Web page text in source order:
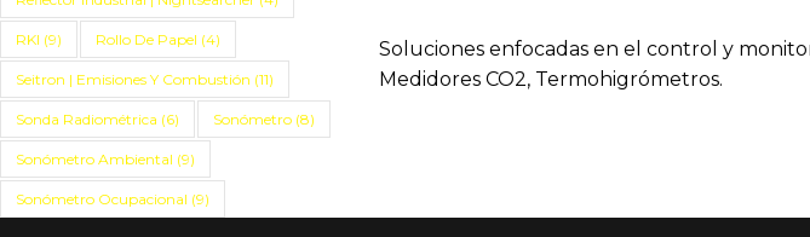
RKI (9) Rollo De Papel (4)
Seitron | Emisiones Y Combustión (11)
Sonda Radiométrica (6) Sonómetro (8)
Sonómetro Ambiental (9)
Sonómetro Ocupacional (9)
Soluciones enfocadas en el control y
Medidores CO2, Termohigrómetros.